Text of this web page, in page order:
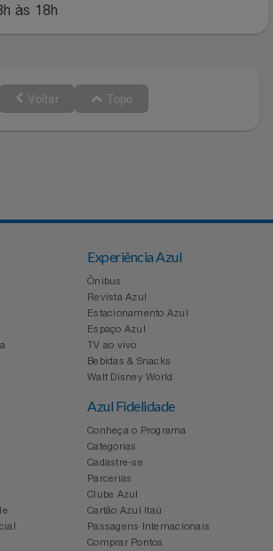
às 18h
Voltar Topo
Experiência Azul
Ônibus
Revista Azul
Estacionamento Azul
Espaço Azul
TV ao vivo
Bebidas & Snacks
Walt Disney World
Azul Fidelidade
Conheça o Programa
Categorias
Cadastre-se
Parcerias
Clube Azul
Cartão Azul Itaú
Passagens Internacionais
Comprar Pontos